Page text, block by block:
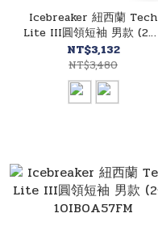
Icebreaker 紐西蘭 Tech
Lite III圓領短袖 男款 (2色)
10IB0A57FQ
NT$3,132
NT$3,480